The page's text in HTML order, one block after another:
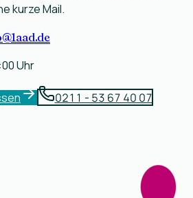
kurze Mail.
Uhr
0211 - 53 67 40 07